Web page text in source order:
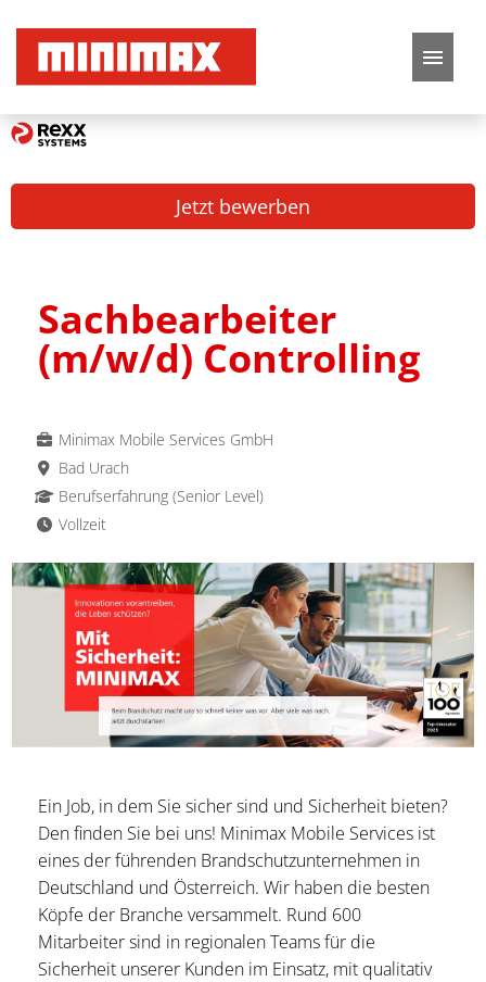
Deutsch
Stellenangebote
FAQ
Jetzt bewerben
Sachbearbeiter
(m/w/d) Controlling
Minimax Mobile Services GmbH
Bad Urach
Berufserfahrung (Senior Level)
Vollzeit
Ein Job, in dem Sie sicher sind und Sicherheit bieten?
Den finden Sie bei uns! Minimax Mobile Services ist
eines der führenden Brandschutzunternehmen in
Deutschland und Österreich. Wir haben die besten
Köpfe der Branche versammelt. Rund 600
Mitarbeiter sind in regionalen Teams für die
Sicherheit unserer Kunden im Einsatz, mit qualitativ